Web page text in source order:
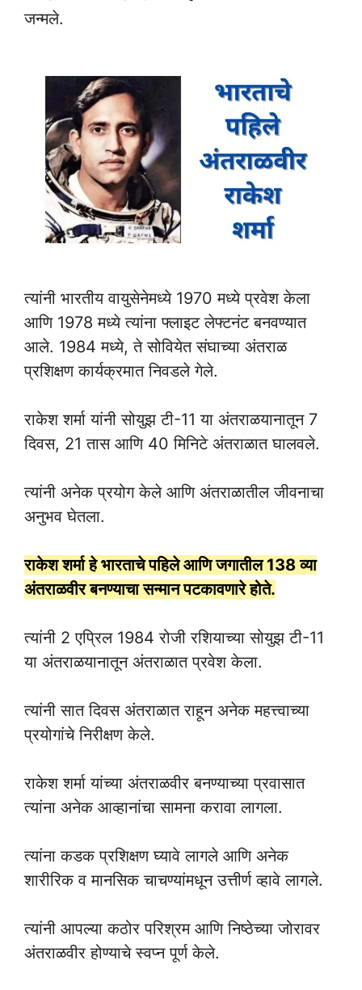
जन्मले.
त्यांनी भारतीय वायुसेनेमध्ये 1970 मध्ये प्रवेश केला
आणि 1978 मध्ये त्यांना फ्लाइट लेफ्टनंट बनवण्यात
आले. 1984 मध्ये, ते सोवियेत संघाच्या अंतराळ
प्रशिक्षण कार्यक्रमात निवडले गेले.
राकेश शर्मा यांनी सोयुझ टी-11 या अंतराळयानातून 7
दिवस, 21 तास आणि 40 मिनिटे अंतराळात घालवले.
त्यांनी अनेक प्रयोग केले आणि अंतराळातील जीवनाचा
अनुभव घेतला.
राकेश शर्मा हे भारताचे पहिले आणि जगातील 138 व्या
अंतराळवीर बनण्याचा सन्मान पटकावणारे होते.
त्यांनी 2 एप्रिल 1984 रोजी रशियाच्या सोयुझ टी-11
या अंतराळयानातून अंतराळात प्रवेश केला.
त्यांनी सात दिवस अंतराळात राहून अनेक महत्त्वाच्या
प्रयोगांचे निरीक्षण केले.
राकेश शर्मा यांच्या अंतराळवीर बनण्याच्या प्रवासात
त्यांना अनेक आव्हानांचा सामना करावा लागला.
त्यांना कडक प्रशिक्षण घ्यावे लागले आणि अनेक
शारीरिक व मानसिक चाचण्यांमधून उत्तीर्ण व्हावे लागले.
त्यांनी आपल्या कठोर परिश्रम आणि निष्ठेच्या जोरावर
अंतराळवीर होण्याचे स्वप्न पूर्ण केले.